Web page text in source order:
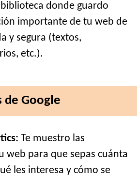
biblioteca donde guardo
importante de tu web de
y segura (textos,
etc.).
de Google
Te muestro las
web para que sepas cuánta
les interesa y cómo se